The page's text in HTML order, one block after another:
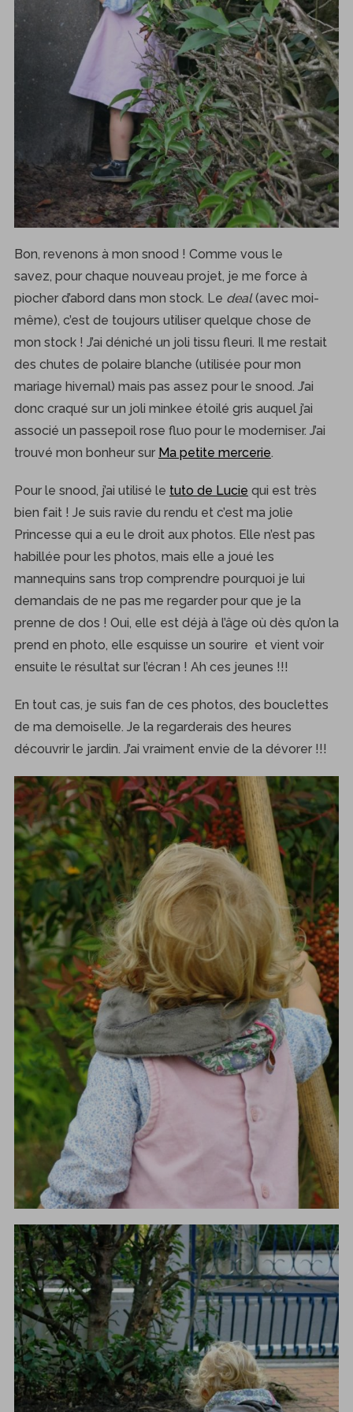
Bon, revenons à mon snood ! Comme vous le
savez, pour chaque nouveau projet, je me force à
piocher d’abord dans mon stock. Le deal(avec moi-
même), c’est de toujours utiliser quelque chose de
mon stock ! J’ai déniché un joli tissu fleuri. Il me restait
des chutes de polaire blanche (utilisée pour mon
mariage hivernal) mais pas assez pour le snood. J’ai
donc craqué sur un joli minkee étoilé gris auquel j’ai
associé un passepoil rose fluo pour le moderniser. J’ai
trouvé mon bonheur sur Ma petite mercerie.
Pour le snood, j’ai utilisé le tuto de Lucie qui est très
bien fait ! Je suis ravie du rendu et c’est ma jolie
Princesse qui a eu le droit aux photos. Elle n’est pas
habillée pour les photos, mais elle a joué les
mannequins sans trop comprendre pourquoi je lui
demandais de ne pas me regarder pour que je la
prenne de dos ! Oui, elle est déjà à l’âge où dès qu’on la
prend en photo, elle esquisse un sourire et vient voir
ensuite le résultat sur l’écran ! Ah ces jeunes !!!
En tout cas, je suis fan de ces photos, des bouclettes
de ma demoiselle. Je la regarderais des heures
découvrir le jardin. J’ai vraiment envie de la dévorer !!!